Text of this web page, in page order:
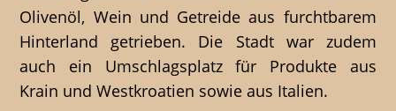
Olivenöl, Wein und Getreide aus furchtbarem
Hinterland getrieben. Die Stadt war zudem
auch ein Umschlagsplatz für Produkte aus
Krain und Westkroatien sowie aus Italien.